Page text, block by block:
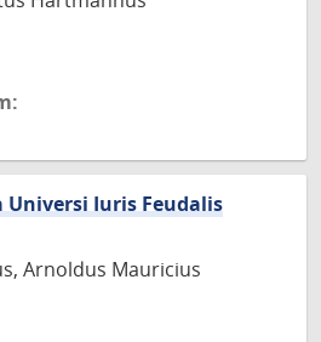
Universi Iuris Feudalis
Arnoldus Mauricius